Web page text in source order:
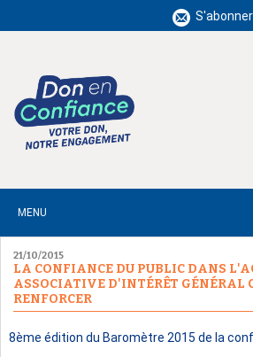
MENU
21/10/2015
LA CONFIANCE DU PUBLIC DANS
ASSOCIATIVE D'INTÉRÊT GÉNÉRAL
RENFORCER
8ème édition du Baromètre 2015 de la